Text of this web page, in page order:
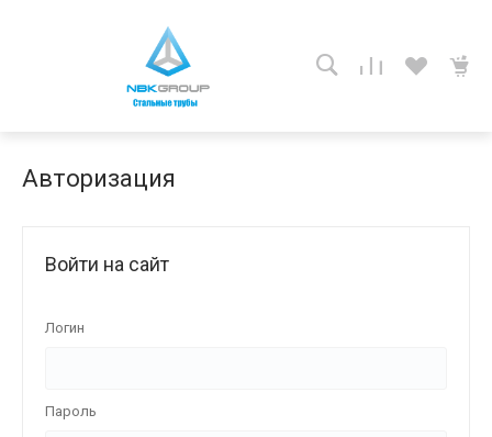
Авторизация
Войти на сайт
Логин
Пароль